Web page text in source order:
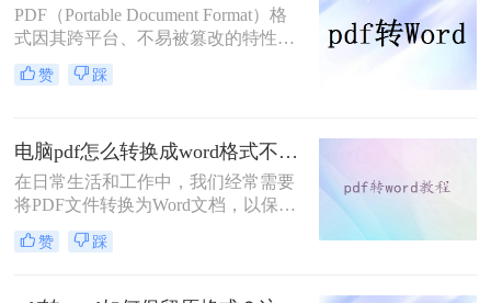
DOCX格式，以便进行进一步的编辑
和修改。那么，PDF怎么转DOCX
换的方法与步骤。
PDF（Portable Document Format）格
式因其跨平台、不易被篡改的特性，
在日常生活和工作中被广泛应用。然
而，当我们需要编辑或修改PDF文件
作。因此，将PDF转换成DOCX格式
成为了一个常见的需求。那么pdf怎么
转换成docx格式呢？本文将介绍几种
一些注意事项。
赞 踩
电脑pdf怎么转换成word格式不变？分享4种方法轻松实现！
在日常生活和工作中，我们经常需要
将PDF文件转换为Word文档，以保留
原始格式并方便编辑。然而，很多转
换工具在转换过程中往往无法完全保
Word文档格式混乱。那么电脑pdf怎
赞 踩